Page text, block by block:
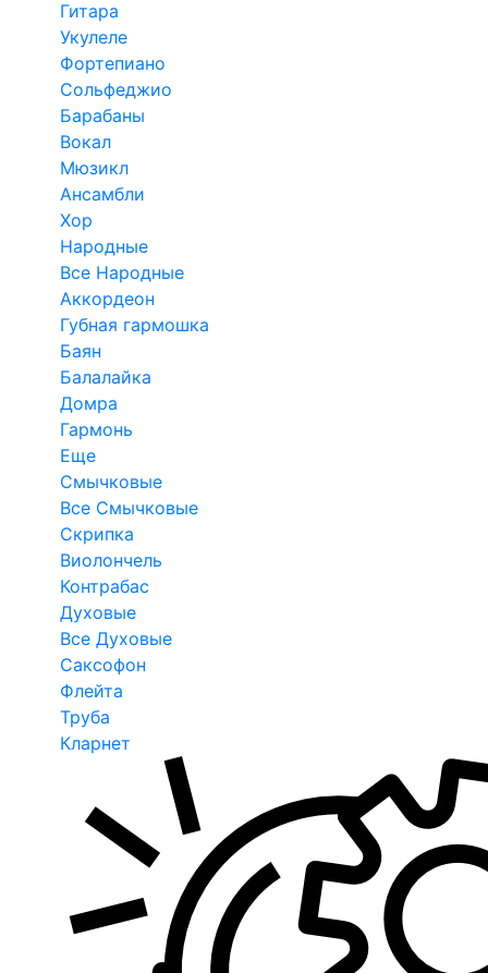
Гитара
Укулеле
Фортепиано
Сольфеджио
Барабаны
Вокал
Мюзикл
Ансамбли
Хор
Народные
Все Народные
Аккордеон
Губная гармошка
Баян
Балалайка
Домра
Гармонь
Еще
Смычковые
Все Смычковые
Скрипка
Виолончель
Контрабас
Духовые
Все Духовые
Саксофон
Флейта
Труба
Кларнет